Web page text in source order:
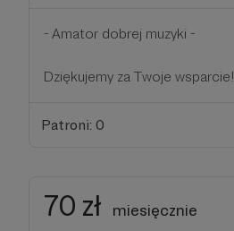
- Amator dobrej muzyki -
Dziękujemy za Twoje wsparcie!
Patroni: 0
70 zł miesięcznie